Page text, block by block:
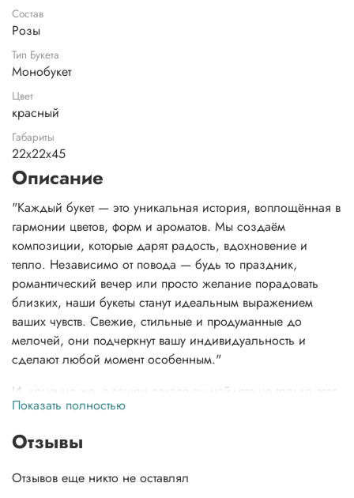
Состав
Розы
Тип Букета
Монобукет
Цвет
красный
Габариты
22x22x45
Описание
"Каждый букет — это уникальная история, воплощённая в
гармонии цветов, форм и ароматов. Мы создаём
композиции, которые дарят радость, вдохновение и
тепло. Независимо от повода — будь то праздник,
романтический вечер или просто желание порадовать
близких, наши букеты станут идеальным выражением
ваших чувств. Свежие, стильные и продуманные до
мелочей, они подчеркнут вашу индивидуальность и
сделают любой момент особенным."
И, конечно же, в вашем заказе вы найдете не только этот
неповторимый букет, но и нашу фирменную открытку,
заботе о цветах, чтобы сохранить их свежесть, и даже
своей красотой.
Показать полностью
Отзывы
Отзывов еще никто не оставлял